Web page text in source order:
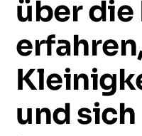
überdie
undsich